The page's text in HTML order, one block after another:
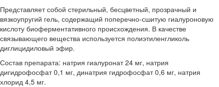
Представляет собой стерильный, бесцветный, прозрачный и
вязкоупругий гель, содержащий поперечно-сшитую гиалуроновую
кислоту биоферментативного происхождения. В качестве
связывающего вещества используется полиэтиленгликоль
диглицидиловый эфир.
Состав препарата: натрия гиалуронат 24 мг, натрия
дигидрофосфат 0,1 мг, динатрия гидрофосфат 0,6 мг, натрия
хлорид 4,5 мг.